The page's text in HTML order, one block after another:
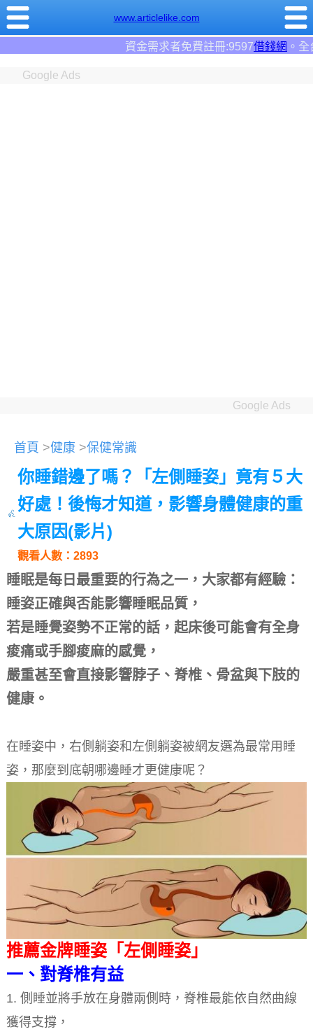
www.articlelike.com
資金需求者免費註冊:9597借錢網。全台前三大借錢網站！
Google Ads
Google Ads
首頁 >健康 >保健常識
你睡錯邊了嗎？「左側睡姿」竟有５大
好處！後悔才知道，影響身體健康的重
大原因(影片)
觀看人數：2893
睡眠是每日最重要的行為之一，大家都有經驗：
睡姿正確與否能影響睡眠品質，
若是睡覺姿勢不正常的話，起床後可能會有全身
痠痛或手腳痠麻的感覺，
嚴重甚至會直接影響脖子、脊椎、骨盆與下肢的
健康。
在睡姿中，右側躺姿和左側躺姿被網友選為最常用睡
姿，那麼到底朝哪邊睡才更健康呢？
推薦金牌睡姿「左側睡姿」
一、對脊椎有益
1. 側睡並將手放在身體兩側時，脊椎最能依自然曲線
獲得支撐，